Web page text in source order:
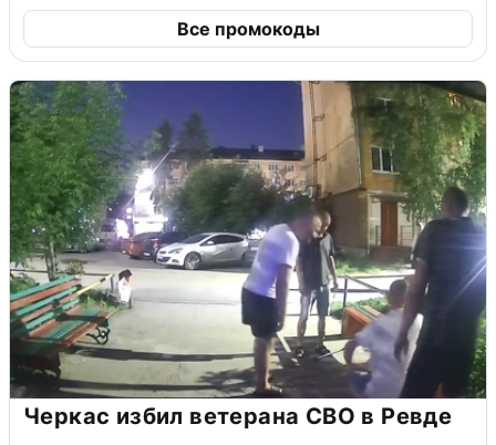
Все промокоды
Черкас избил ветерана СВО в Ревде